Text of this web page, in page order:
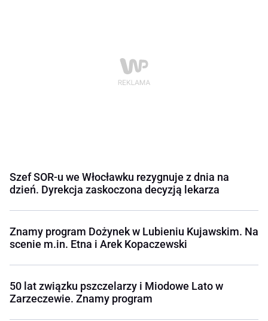
Szef SOR-u we Włocławku rezygnuje z dnia na
dzień. Dyrekcja zaskoczona decyzją lekarza
Znamy program Dożynek w Lubieniu Kujawskim. Na
scenie m.in. Etna i Arek Kopaczewski
50 lat związku pszczelarzy i Miodowe Lato w
Zarzeczewie. Znamy program